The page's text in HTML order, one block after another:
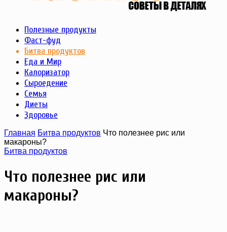
Полезные продукты
Фаст-фуд
Битва продуктов
Еда и Мир
Калоризатор
Сыроедение
Семья
Диеты
Здоровье
Главная Битва продуктов Что полезнее рис или
макароны?
Битва продуктов
Что полезнее рис или
макароны?